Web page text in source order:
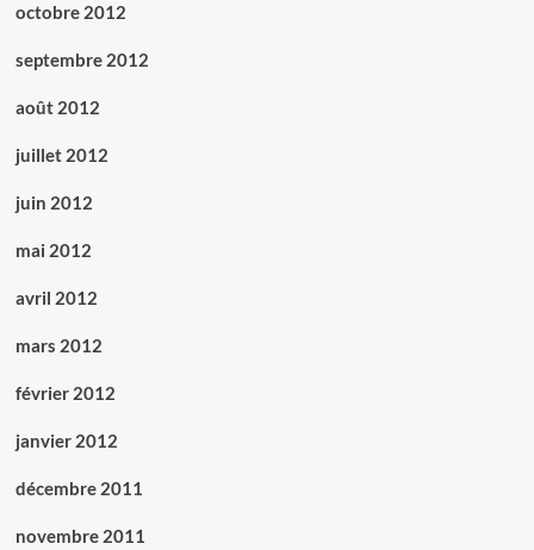
octobre 2012
septembre 2012
août 2012
juillet 2012
juin 2012
mai 2012
avril 2012
mars 2012
février 2012
janvier 2012
décembre 2011
novembre 2011